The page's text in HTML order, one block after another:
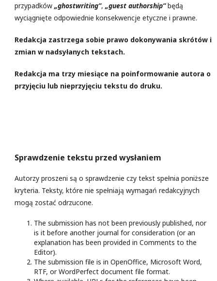
przypadków „ghostwriting”, „guest authorship”będą
wyciągnięte odpowiednie konsekwencje etyczne i prawne.
Redakcja zastrzega sobie prawo dokonywania skrótów i
zmian w nadsyłanych tekstach.
Redakcja ma trzy miesiące na poinformowanie autora o
przyjęciu lub nieprzyjęciu tekstu do druku.
Sprawdzenie tekstu przed wysłaniem
Autorzy proszeni są o sprawdzenie czy tekst spełnia poniższe
kryteria. Teksty, które nie spełniają wymagań redakcyjnych
mogą zostać odrzucone.
The submission has not been previously published, nor
is it before another journal for consideration (or an
explanation has been provided in Comments to the
Editor).
The submission file is in OpenOffice, Microsoft Word,
RTF, or WordPerfect document file format.